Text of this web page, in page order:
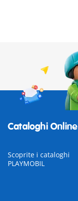
Cataloghi Online
Scoprite i cataloghi
PLAYMOBIL